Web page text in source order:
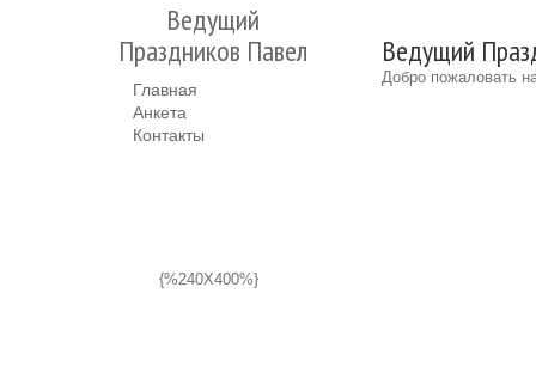
Ведущий
Праздников Павел
Главная
Анкета
Контакты
{%240X400%}
Ведущий
Добро пожаловать